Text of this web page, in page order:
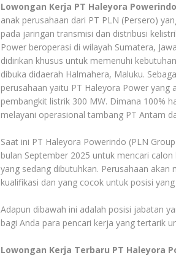
Lowongan Kerja PT Haleyora
anak perusahaan dari PT PLN (Persero)
pada jaringan transmisi dan distribusi
Power beroperasi di wilayah Sumatera,
didirikan khusus untuk memenuhi
dibuka didaerah Halmahera, Maluku.
perusahaan yaitu PT Haleyora Power
pembangkit listrik 300 MW. Dimana 100%
melayani operasional tambang PT Antam
Saat ini PT Haleyora Powerindo (PLN
bulan September 2025 untuk mencari
yang sedang dibutuhkan. Perusahaan
kualifikasi dan yang cocok untuk posisi
Adapun dibawah ini adalah posisi jabatan
bagi Anda para pencari kerja yang tertarik
Lowongan Kerja Terbaru PT Haleyora